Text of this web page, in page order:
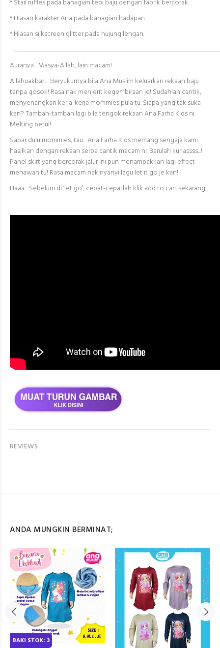
* Stail ruffles pada bahagian tepi baju dengan fabrik bercorak.
* Hiasan karakter Ana pada bahagian hadapan.
* Hiasan silkscreen glitter pada hujung lengan.
________________________________
Auranya... Masya-Allah, lain macam!
Allahuakbar... Beryukurnya bila Ana Muslim keluarkan rekaan baju
tanpa gosok! Rasa nak menjerit kegembiraan je! Sudahlah cantik,
menyenangkan kerja-kerja mommies pula tu. Siapa yang tak suka
kan? Tambah-tambah lagi bila tengok rekaan Ana Farha Kids ni.
Melting betul!
Sabar dulu mommies, tau... Ana Farha Kids memang sengaja kami
hasilkan dengan rekaan serba cantik macam ni. Barulah kurlassss...!
Panel skirt yang bercorak jalur ini pun menampakkan lagi effect
menawan tu! Rasa macam nak nyanyi lagu let it go je kan!
Haaa... Sebelum di ‘let go’, cepat-cepatlah klik add to cart sekarang!
REVIEWS
ANDA MUNGKIN BERMINAT;
BAKI STOK: 3